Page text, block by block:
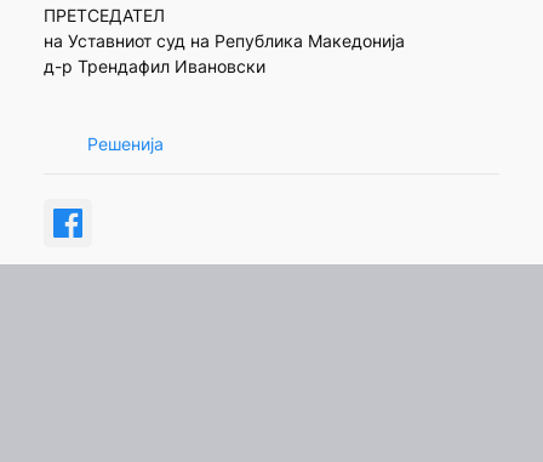
ПРЕТСЕДАТЕЛ
на Уставниот суд на Република Македонија
д-р Трендафил Ивановски
Решенија